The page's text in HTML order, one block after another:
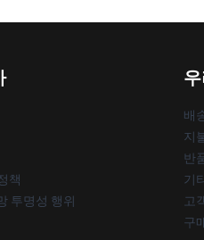
책
투명성 행위
배
지
반
기
고
구